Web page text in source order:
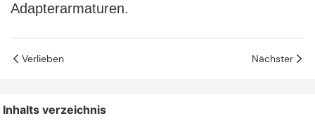
Adapterarmaturen.
Verlieben Nächster
Inhalts verzeichnis